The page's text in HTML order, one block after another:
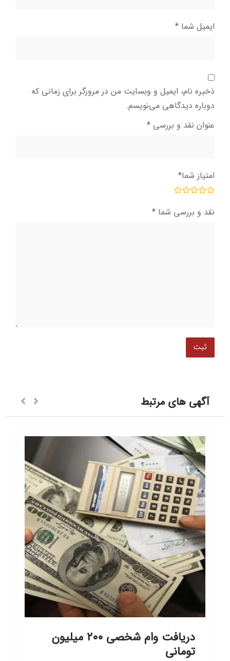
ایمیل شما *
ذخیره نام، ایمیل و وبسایت من در مرورگر برای زمانی که
دوباره دیدگاهی می‌نویسم.
عنوان نقد و بررسی *
امتیاز شما*
نقد و بررسی شما *
آگهی های مرتبط
دریافت وام شخصی ۲۰۰ میلیون
تومانی